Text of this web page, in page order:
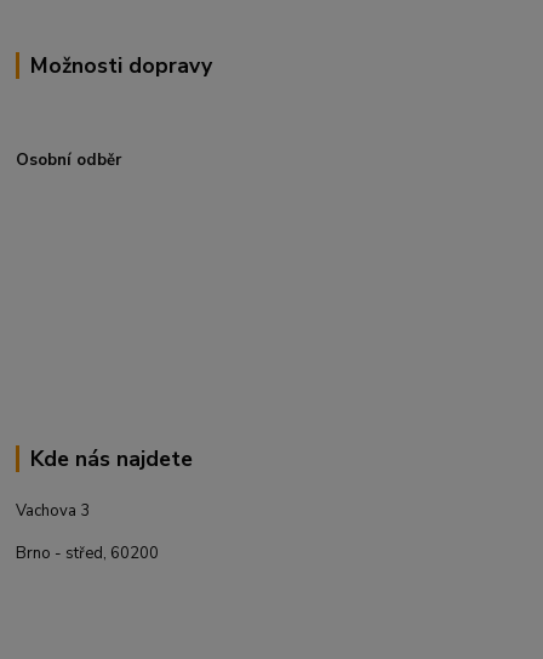
Možnosti dopravy
Osobní odběr
Kde nás najdete
Vachova 3
Brno - střed, 60200